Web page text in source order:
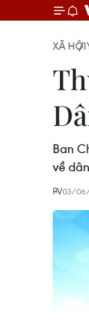
XÃ HỘI
Ban
về
PV03/06/